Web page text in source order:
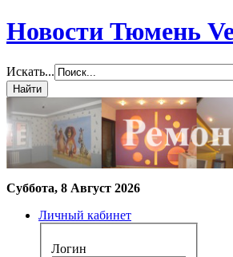
Новости Тюмень
Искать...
Суббота, 8 Август 2026
Личный кабинет
Логин